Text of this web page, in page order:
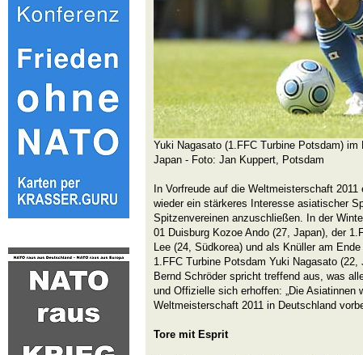
Yuki Nagasato (1.FFC Turbine Potsdam)
Japan - Foto: Jan Kuppert, Potsdam
In Vorfreude auf die Weltmeisterschaft
wieder ein stärkeres Interesse asiatischer
Spitzenvereinen anzuschließen. In der
01 Duisburg Kozoe Ando (27, Japan), der
Lee (24, Südkorea) und als Knüller am
1.FFC Turbine Potsdam Yuki Nagasato
Bernd Schröder spricht treffend aus, was
und Offizielle sich erhoffen: „Die Asiatinnen
Weltmeisterschaft 2011 in Deutschland
Tore mit Esprit